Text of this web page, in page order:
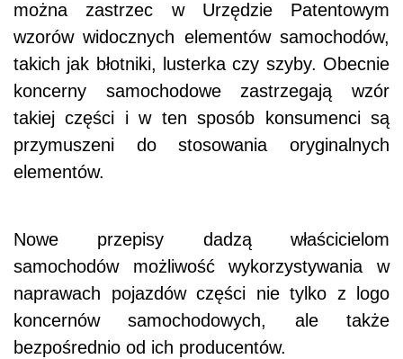
można zastrzec w Urzędzie Patentowym
wzorów widocznych elementów samochodów,
takich jak błotniki, lusterka czy szyby. Obecnie
koncerny samochodowe zastrzegają wzór
takiej części i w ten sposób konsumenci są
przymuszeni do stosowania oryginalnych
elementów.
Nowe przepisy dadzą właścicielom
samochodów możliwość wykorzystywania w
naprawach pojazdów części nie tylko z logo
koncernów samochodowych, ale także
bezpośrednio od ich producentów.